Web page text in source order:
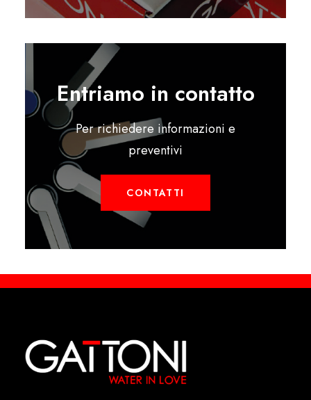
Entriamo in contatto
Per richiedere informazioni e
preventivi
CONTATTI